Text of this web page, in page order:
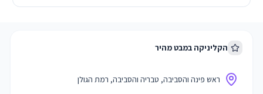
הקליניקה במבט מהיר
ראש פינה והסביבה, טבריה והסביבה, רמת הגולן